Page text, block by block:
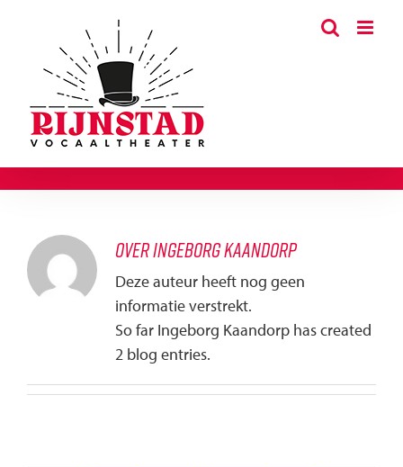
OverIngeborg Kaandorp
Deze auteur heeft nog geen
informatie verstrekt.
So far Ingeborg Kaandorp has created
2 blog entries.